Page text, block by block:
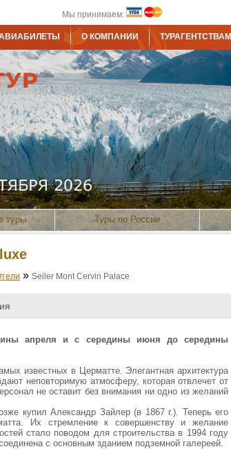
Мы принимаем:
О КОМПАНИИ ТУРАГЕНТСТВАМ
туры Туры по России
» Seiler Mont Cervin Palace
апреля и с середины июня до середины
известных в Церматте. Элегантная архитектура
неповторимую атмосферу, которая отвлечет от
не оставит без внимания ни одно из желаний
купил Александр Зайлер (в 1867 г.). Теперь его
Их стремление к совершенству и желание
стало поводом для строительства в 1994 году
с основным зданием подземной галереей.